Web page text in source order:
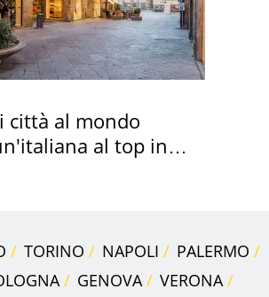
città al mondo
al top in
TORINO NAPOLI
PALERMO
GENOVA
VERONA